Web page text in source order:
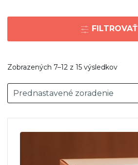
FILTROVAŤ
Zobrazených 7–12 z 15 výsledkov